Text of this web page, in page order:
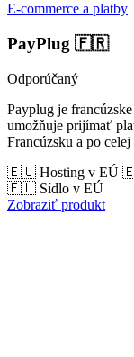
E-commerce a platby
PayPlug 🇫🇷
Odporúčaný
Payplug je
umožňuje prijímať
Francúzsku a po celej
🇪🇺 Hosting v EÚ
🇪🇺 Sídlo v EÚ
Zobraziť produkt